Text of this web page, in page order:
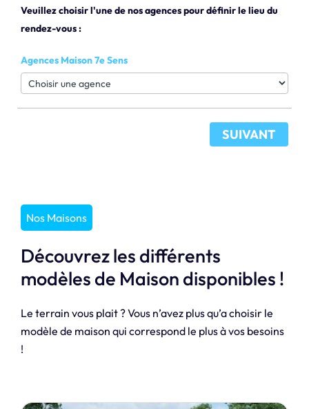
Veuillez choisir l'une de nos agences pour définir le lieu du
rendez-vous :
Agences Maison 7e Sens
SUIVANT
Nos Maisons
Découvrez les différents
modèles de Maison disponibles !
Le terrain vous plait ? Vous n’avez plus qu’a choisir le
modèle de maison qui correspond le plus à vos besoins
!